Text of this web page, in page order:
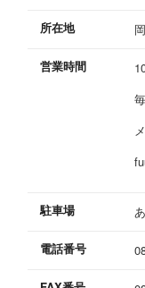
所在地
営業時間
駐車場
電話番号